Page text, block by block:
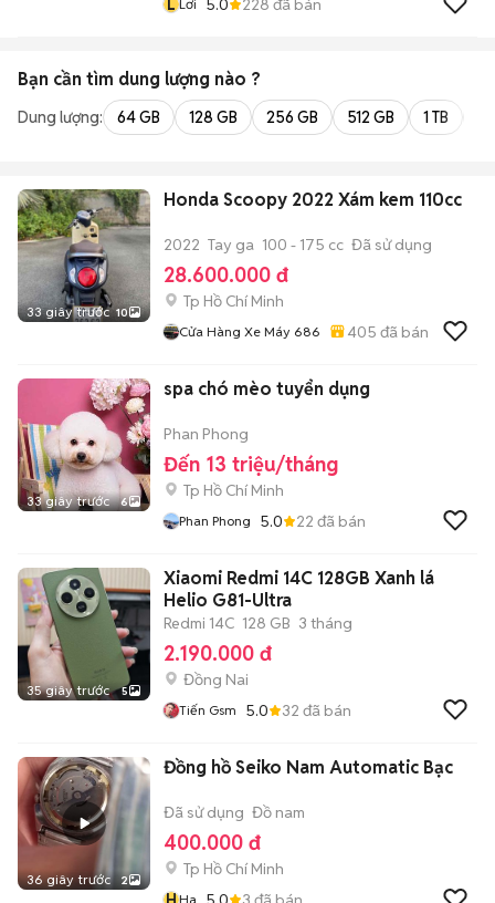
Lơi
Bạn cần tìm dung lượng nào ?
Dung lượng: 64 GB 128 GB 256 GB 512 GB 1 TB
33 giây trước 10
Honda Scoopy 2022 Xám kem 110cc
2022 Tay ga 100 - 175 cc Đã sử dụng
28.600.000 đ
Tp Hồ Chí Minh
Cửa Hàng Xe Máy 686 405 đã bán
33 giây trước 6
spa chó mèo tuyển dụng
Phan Phong
Đến 13 triệu/tháng
Tp Hồ Chí Minh
Phan Phong 5.0 22 đã bán
35 giây trước 5
Xiaomi Redmi 14C 128GB Xanh lá
Helio G81-Ultra
Redmi 14C 128 GB 3 tháng
2.190.000 đ
Đồng Nai
Tiến Gsm 5.0 32 đã bán
36 giây trước 2
Đồng hồ Seiko Nam Automatic Bạc
Đã sử dụng Đồ nam
400.000 đ
Tp Hồ Chí Minh
Ha